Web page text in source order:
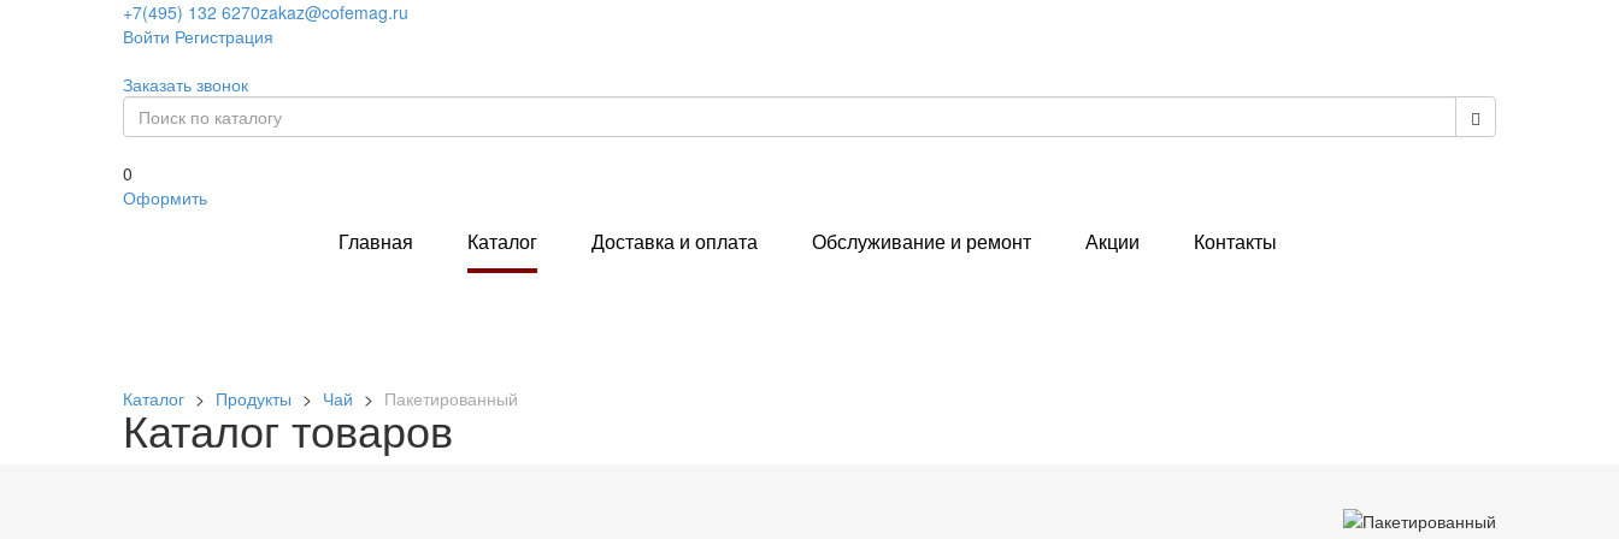
+7(495) 132 6270zakaz@cofemag.ru
Войти Регистрация
Заказать звонок
0
Оформить
Главная Каталог Доставка и оплата Обслуживание и ремонт Акции Контакты
Каталог товаров
Каталог > Продукты > Чай > Пакетированный